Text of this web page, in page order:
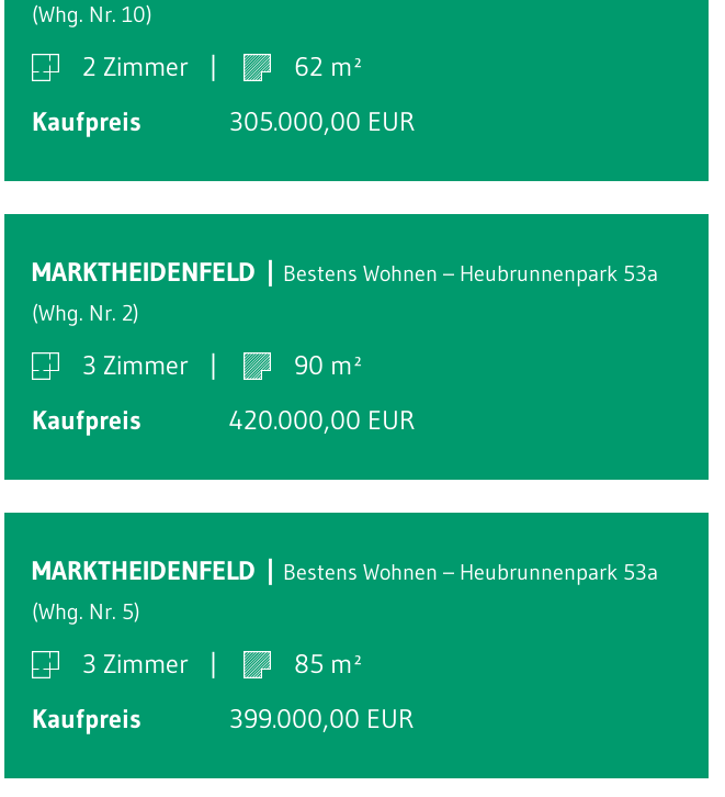
(Whg. Nr. 10)
2 Zimmer
62 m²
Kaufpreis
305.000,00 EUR
MARKTHEIDENFELD
Bestens Wohnen – Heubrunnenpark 53a
(Whg. Nr. 2)
3 Zimmer
90 m²
Kaufpreis
420.000,00 EUR
MARKTHEIDENFELD
Bestens Wohnen – Heubrunnenpark 53a
(Whg. Nr. 5)
3 Zimmer
85 m²
Kaufpreis
399.000,00 EUR